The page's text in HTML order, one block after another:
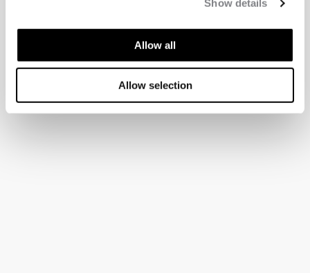
Show details
Allow all
Allow selection